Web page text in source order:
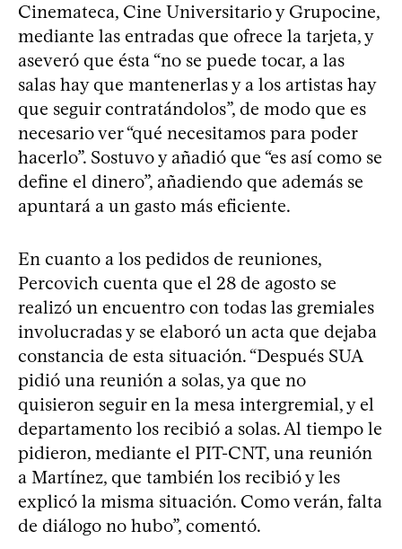
Cinemateca, Cine Universitario y Grupocine,
mediante las entradas que ofrece la tarjeta, y
aseveró que ésta “no se puede tocar, a las
salas hay que mantenerlas y a los artistas hay
que seguir contratándolos”, de modo que es
necesario ver “qué necesitamos para poder
hacerlo”. Sostuvo y añadió que “es así como se
define el dinero”, añadiendo que además se
apuntará a un gasto más eficiente.
En cuanto a los pedidos de reuniones,
Percovich cuenta que el 28 de agosto se
realizó un encuentro con todas las gremiales
involucradas y se elaboró un acta que dejaba
constancia de esta situación. “Después SUA
pidió una reunión a solas, ya que no
quisieron seguir en la mesa intergremial, y el
departamento los recibió a solas. Al tiempo le
pidieron, mediante el PIT-CNT, una reunión
a Martínez, que también los recibió y les
explicó la misma situación. Como verán, falta
de diálogo no hubo”, comentó.